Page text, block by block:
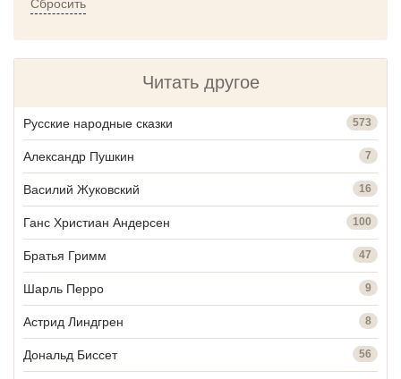
Сбросить
Читать другое
Русские народные сказки 573
Александр Пушкин 7
Василий Жуковский 16
Ганс Христиан Андерсен 100
Братья Гримм 47
Шарль Перро 9
Астрид Линдгрен 8
Дональд Биссет 56